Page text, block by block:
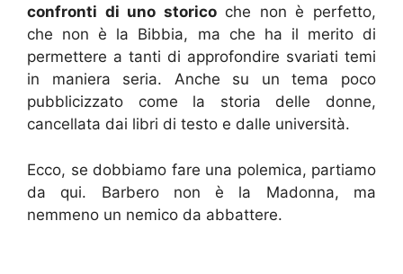
confronti di uno storicoche non è perfetto,
che non è la Bibbia, ma che ha il merito di
permettere a tanti di approfondire svariati temi
in maniera seria. Anche su un tema poco
pubblicizzato come la storia delle donne,
cancellata dai libri di testo e dalle università.
Ecco, se dobbiamo fare una polemica, partiamo
da qui. Barbero non è la Madonna, ma
nemmeno un nemico da abbattere.